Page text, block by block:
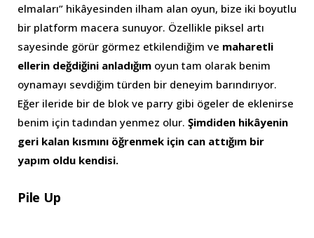
elmaları” hikâyesinden ilham alan oyun, bize iki boyutlu
bir platform macera sunuyor. Özellikle piksel artı
sayesinde görür görmez etkilendiğim ve maharetli
ellerin değdiğini anladığım oyun tam olarak benim
oynamayı sevdiğim türden bir deneyim barındırıyor.
Eğer ileride bir de blok ve parry gibi ögeler de eklenirse
benim için tadından yenmez olur. Şimdiden hikâyenin
geri kalan kısmını öğrenmek için can attığım bir
yapım oldu kendisi.
Pile Up